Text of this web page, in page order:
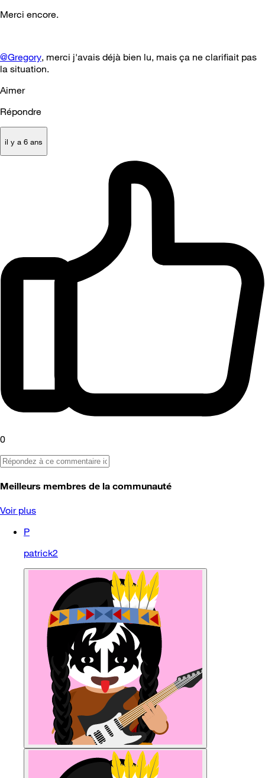
Merci encore.
@Gregory, merci j'avais déjà bien lu, mais ça ne clarifiait pas
la situation.
Aimer
Répondre
il y a 6 ans
0
Meilleurs membres de la communauté
Voir plus
P
patrick2